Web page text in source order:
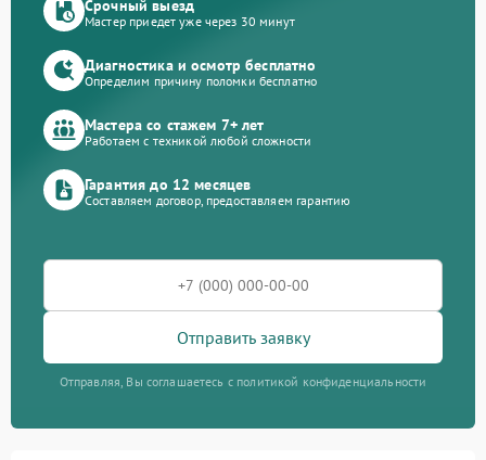
Срочный выезд
Мастер приедет уже через 30 минут
Диагностика и осмотр бесплатно
Определим причину поломки бесплатно
Мастера со стажем 7+ лет
Работаем с техникой любой сложности
Гарантия до 12 месяцев
Составляем договор, предоставляем гарантию
Отправить заявку
Отправляя, Вы соглашаетесь с политикой конфиденциальности